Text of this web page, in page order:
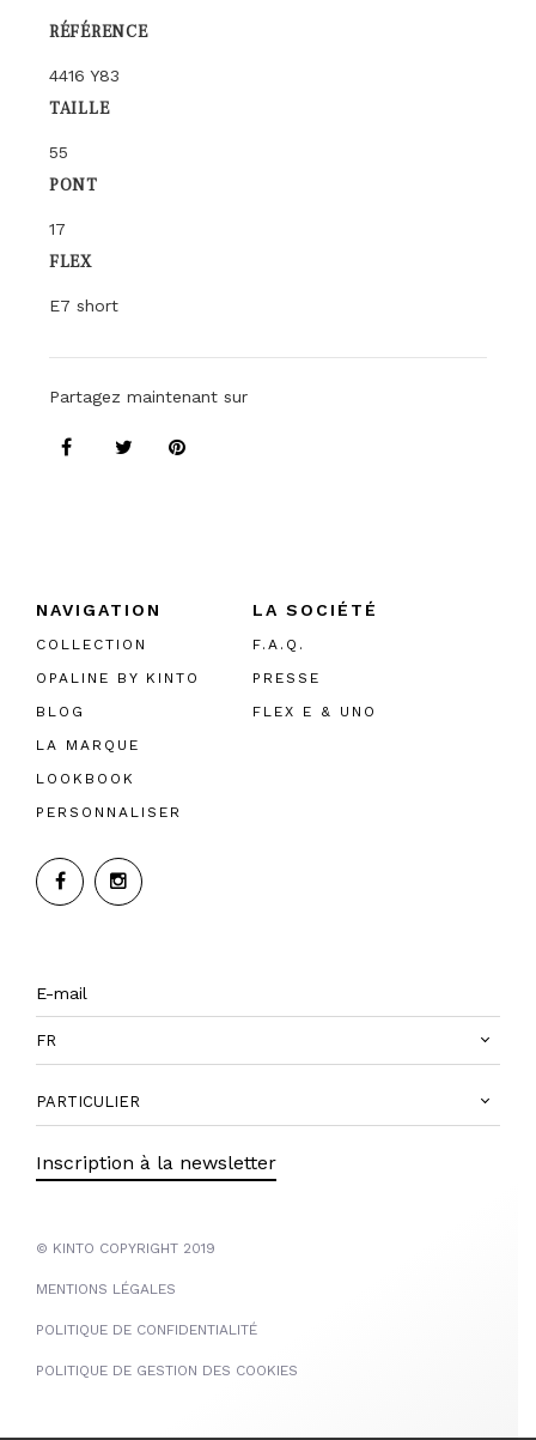
RÉFÉRENCE
4416 Y83
TAILLE
55
PONT
17
FLEX
E7 short
Partagez maintenant sur
NAVIGATION
COLLECTION
OPALINE BY KINTO
BLOG
LA MARQUE
LOOKBOOK
PERSONNALISER
LA SOCIÉTÉ
F.A.Q.
PRESSE
FLEX E & UNO
FR
PARTICULIER
Inscription à la newsletter
© KINTO COPYRIGHT 2019
MENTIONS LÉGALES
POLITIQUE DE CONFIDENTIALITÉ
POLITIQUE DE GESTION DES COOKIES